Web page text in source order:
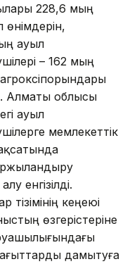
228,6 мың
ауыл
– 162 мың
Алматы облысы
ауыл
мемлекеттік
енгізілді.
кеңеюі
өзгерістеріне
дамытуға